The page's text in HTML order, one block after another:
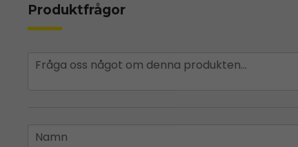
Produktfrågor
question
Fråga oss något om denna produkten...
name
Namn